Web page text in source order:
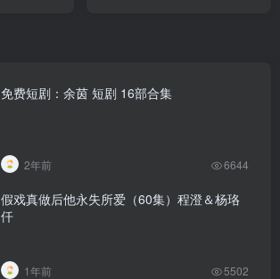
免费短剧：余茵 短剧 16部合集
2年前 6644
假戏真做后他永失所爱（60集）程澄＆杨珞
仟
1年前 5502